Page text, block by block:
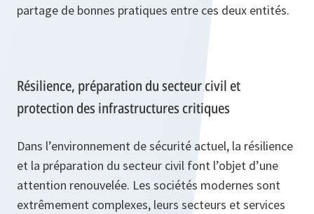
partage de bonnes pratiques entre ces deux entités.
Résilience, préparation du secteur civil et
protection des infrastructures critiques
Dans l’environnement de sécurité actuel, la résilience
et la préparation du secteur civil font l’objet d’une
attention renouvelée. Les sociétés modernes sont
extrêmement complexes, leurs secteurs et services